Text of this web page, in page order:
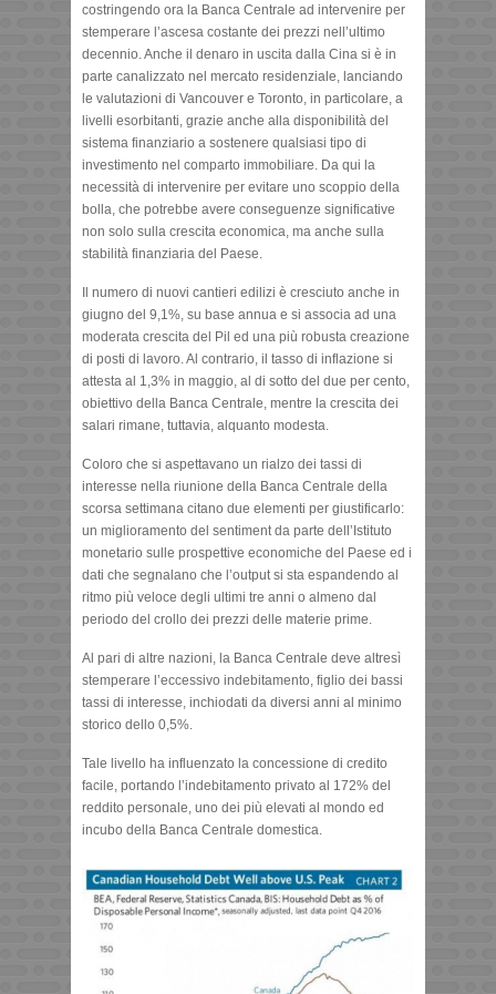
costringendo ora la Banca Centrale ad intervenire per
stemperare l’ascesa costante dei prezzi nell’ultimo
decennio. Anche il denaro in uscita dalla Cina si è in
parte canalizzato nel mercato residenziale, lanciando
le valutazioni di Vancouver e Toronto, in particolare, a
livelli esorbitanti, grazie anche alla disponibilità del
sistema finanziario a sostenere qualsiasi tipo di
investimento nel comparto immobiliare. Da qui la
necessità di intervenire per evitare uno scoppio della
bolla, che potrebbe avere conseguenze significative
non solo sulla crescita economica, ma anche sulla
stabilità finanziaria del Paese.
Il numero di nuovi cantieri edilizi è cresciuto anche in
giugno del 9,1%, su base annua e si associa ad una
moderata crescita del Pil ed una più robusta creazione
di posti di lavoro. Al contrario, il tasso di inflazione si
attesta al 1,3% in maggio, al di sotto del due per cento,
obiettivo della Banca Centrale, mentre la crescita dei
salari rimane, tuttavia, alquanto modesta.
Coloro che si aspettavano un rialzo dei tassi di
interesse nella riunione della Banca Centrale della
scorsa settimana citano due elementi per giustificarlo:
un miglioramento del sentiment da parte dell’Istituto
monetario sulle prospettive economiche del Paese ed i
dati che segnalano che l’output si sta espandendo al
ritmo più veloce degli ultimi tre anni o almeno dal
periodo del crollo dei prezzi delle materie prime.
Al pari di altre nazioni, la Banca Centrale deve altresì
stemperare l’eccessivo indebitamento, figlio dei bassi
tassi di interesse, inchiodati da diversi anni al minimo
storico dello 0,5%.
Tale livello ha influenzato la concessione di credito
facile, portando l’indebitamento privato al 172% del
reddito personale, uno dei più elevati al mondo ed
incubo della Banca Centrale domestica.